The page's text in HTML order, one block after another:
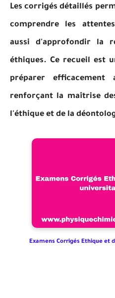
Les corrigés détaillés
comprendre les
aussi d'approfondir la
éthiques. Ce recueil est
préparer
renforçant la maîtrise
l'éthique et de la
Examens Corrigés Ethique et